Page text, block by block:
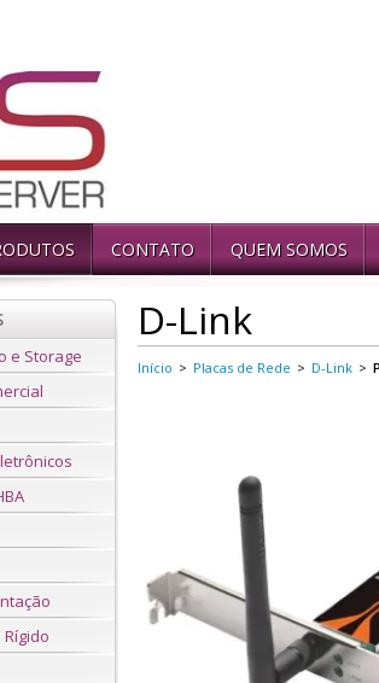
CONTATO QUEM SOMOS
e Storage
D-Link
Início > Placas de Rede > D-Link >